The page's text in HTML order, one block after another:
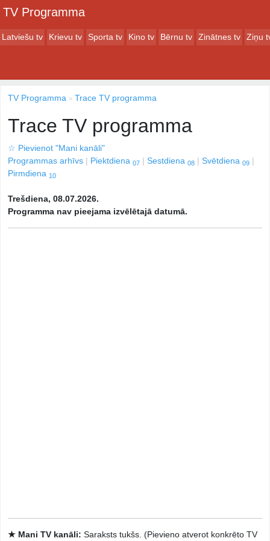
TV Programma
Latviešu tv Krievu tv Sporta tv Kino tv Bērnu tv Zinātnes tv Ziņu
TV Programma Trace TV programma
Trace TV programma
☆ Pievienot "Mani kanāli"
Programmas arhīvs
Piektdiena 07 Sestdiena 08 Svētdiena 09
Pirmdiena 10
Trešdiena, 08.07.2026.
Programma nav pieejama izvēlētajā datumā.
★ Mani TV kanāli: Saraksts tukšs. (Pievieno atverot konkrēto TV